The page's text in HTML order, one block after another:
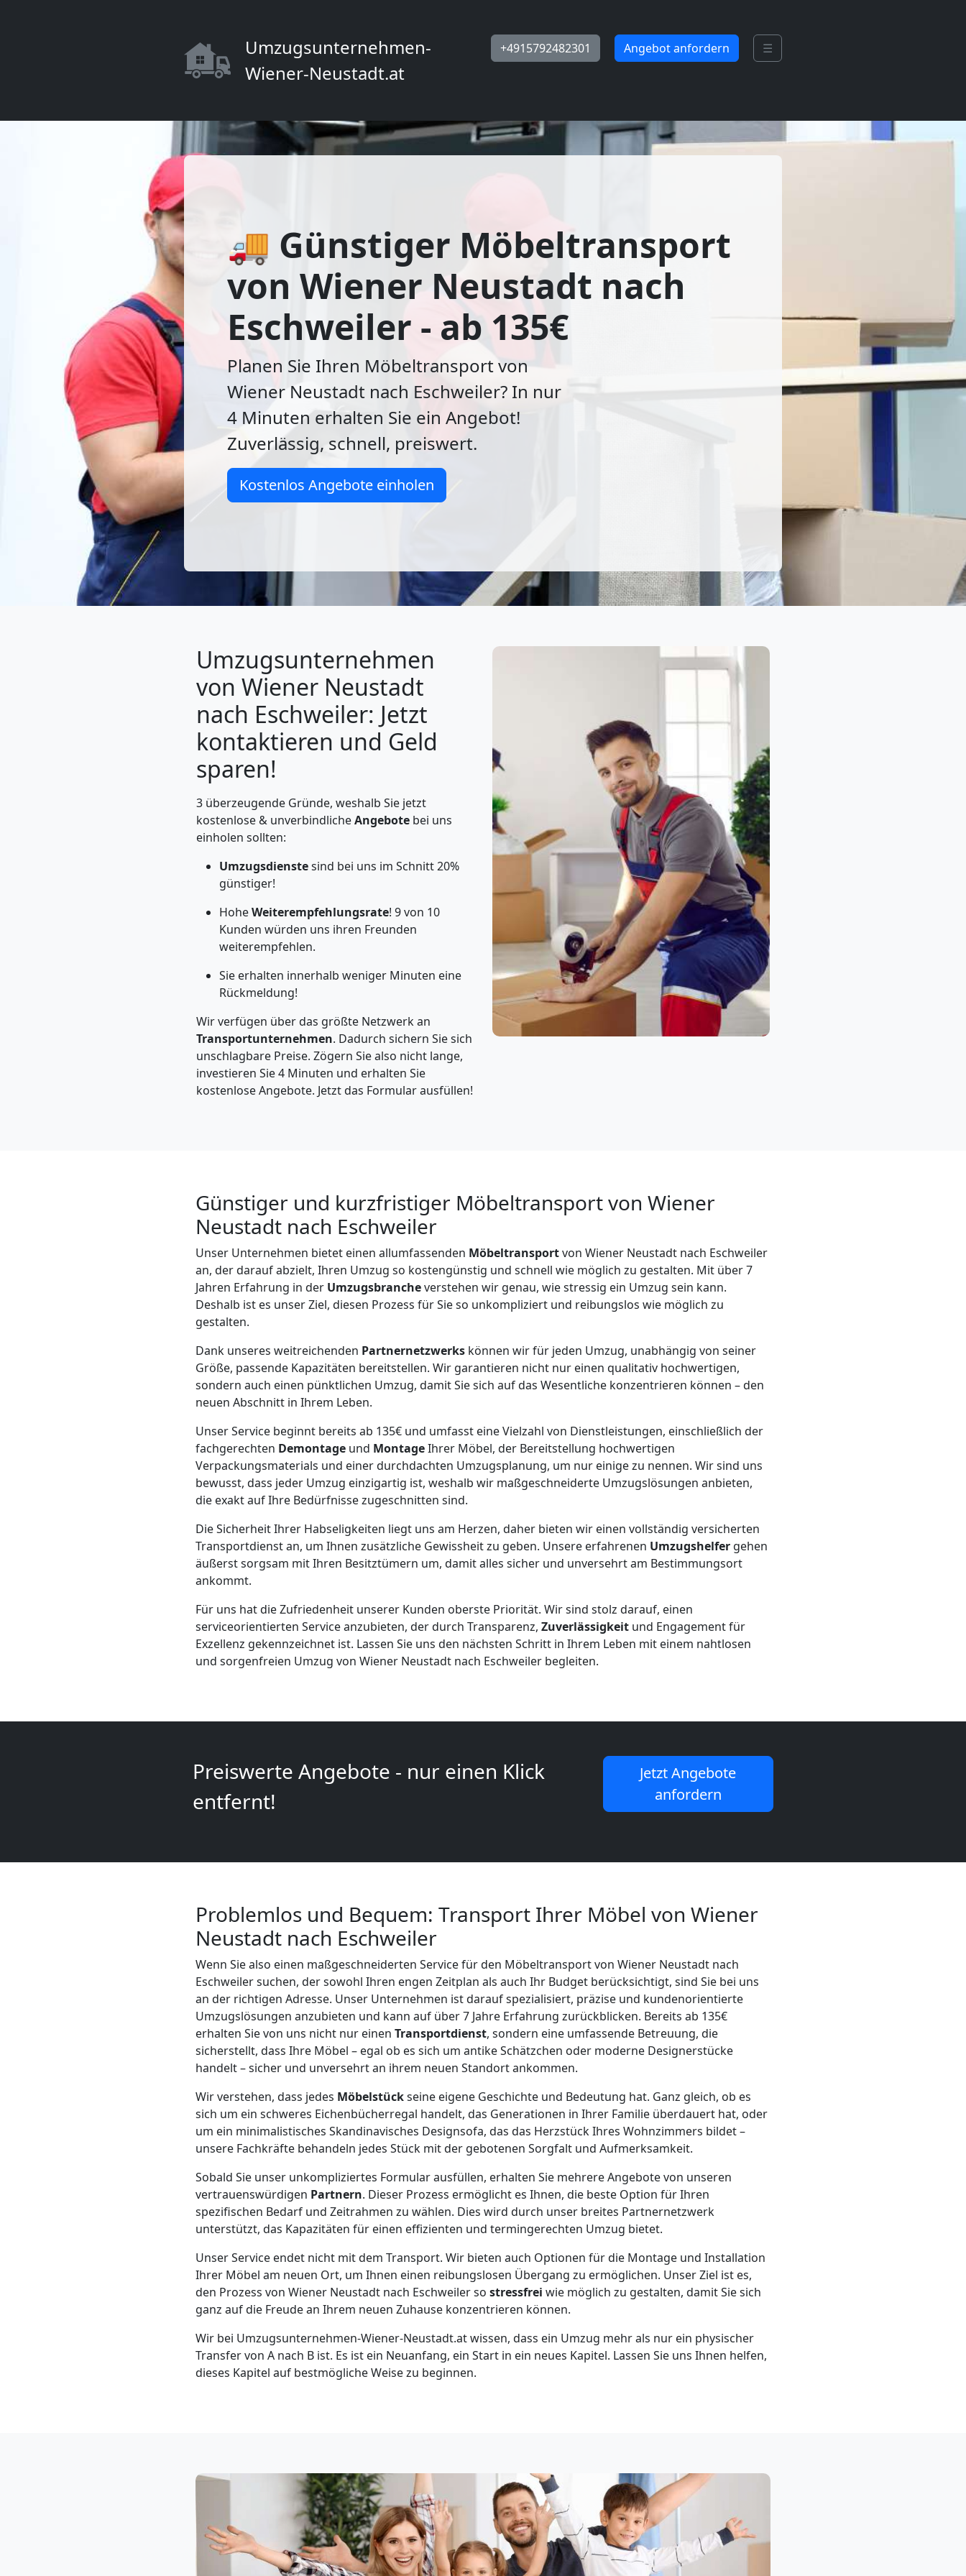
Umzugsunternehmen-
Wiener-Neustadt.at
+4915792482301 Angebot anfordern ☰
🚚 Günstiger Möbeltransport
von Wiener Neustadt nach
Eschweiler - ab 135€
Planen Sie Ihren Möbeltransport von
Wiener Neustadt nach Eschweiler? In nur
4 Minuten erhalten Sie ein Angebot!
Zuverlässig, schnell, preiswert.
Kostenlos Angebote einholen
Umzugsunternehmen
von Wiener Neustadt
nach Eschweiler: Jetzt
kontaktieren und Geld
sparen!
3 überzeugende Gründe, weshalb Sie jetzt
kostenlose & unverbindlicheAngebotebei uns
einholen sollten:
Umzugsdienstesind bei uns im Schnitt 20%
günstiger!
HoheWeiterempfehlungsrate! 9 von 10
Kunden würden uns ihren Freunden
weiterempfehlen.
Sie erhalten innerhalb weniger Minuten eine
Rückmeldung!
Wir verfügen über das größte Netzwerk an
Transportunternehmen. Dadurch sichern Sie sich
unschlagbare Preise. Zögern Sie also nicht lange,
investieren Sie 4 Minuten und erhalten Sie
kostenlose Angebote. Jetzt das Formular ausfüllen!
Günstiger und kurzfristiger Möbeltransport von Wiener
Neustadt nach Eschweiler
Unser Unternehmen bietet einen allumfassenden Möbeltransportvon Wiener Neustadt nach Eschweiler
an, der darauf abzielt, Ihren Umzug so kostengünstig und schnell wie möglich zu gestalten. Mit über 7
Jahren Erfahrung in der Umzugsbrancheverstehen wir genau, wie stressig ein Umzug sein kann.
Deshalb ist es unser Ziel, diesen Prozess für Sie so unkompliziert und reibungslos wie möglich zu
gestalten.
Dank unseres weitreichenden Partnernetzwerks können wir für jeden Umzug, unabhängig von seiner
Größe, passende Kapazitäten bereitstellen. Wir garantieren nicht nur einen qualitativ hochwertigen,
sondern auch einen pünktlichen Umzug, damit Sie sich auf das Wesentliche konzentrieren können – den
neuen Abschnitt in Ihrem Leben.
Unser Service beginnt bereits ab 135€ und umfasst eine Vielzahl von Dienstleistungen, einschließlich der
fachgerechten Demontage und MontageIhrer Möbel, der Bereitstellung hochwertigen
Verpackungsmaterials und einer durchdachten Umzugsplanung, um nur einige zu nennen. Wir sind uns
bewusst, dass jeder Umzug einzigartig ist, weshalb wir maßgeschneiderte Umzugslösungen anbieten,
die exakt auf Ihre Bedürfnisse zugeschnitten sind.
Die Sicherheit Ihrer Habseligkeiten liegt uns am Herzen, daher bieten wir einen vollständig versicherten
Transportdienst an, um Ihnen zusätzliche Gewissheit zu geben. Unsere erfahrenen Umzugshelfer gehen
äußerst sorgsam mit Ihren Besitztümern um, damit alles sicher und unversehrt am Bestimmungsort
ankommt.
Für uns hat die Zufriedenheit unserer Kunden oberste Priorität. Wir sind stolz darauf, einen
serviceorientierten Service anzubieten, der durch Transparenz, Zuverlässigkeit und Engagement für
Exzellenz gekennzeichnet ist. Lassen Sie uns den nächsten Schritt in Ihrem Leben mit einem nahtlosen
und sorgenfreien Umzug von Wiener Neustadt nach Eschweiler begleiten.
Preiswerte Angebote - nur einen Klick
entfernt!
Jetzt Angebote
anfordern
Problemlos und Bequem: Transport Ihrer Möbel von Wiener
Neustadt nach Eschweiler
Wenn Sie also einen maßgeschneiderten Service für den Möbeltransport von Wiener Neustadt nach
Eschweiler suchen, der sowohl Ihren engen Zeitplan als auch Ihr Budget berücksichtigt, sind Sie bei uns
an der richtigen Adresse. Unser Unternehmen ist darauf spezialisiert, präzise und kundenorientierte
Umzugslösungen anzubieten und kann auf über 7 Jahre Erfahrung zurückblicken. Bereits ab 135€
erhalten Sie von uns nicht nur einen Transportdienst, sondern eine umfassende Betreuung, die
sicherstellt, dass Ihre Möbel – egal ob es sich um antike Schätzchen oder moderne Designerstücke
handelt – sicher und unversehrt an ihrem neuen Standort ankommen.
Wir verstehen, dass jedes Möbelstückseine eigene Geschichte und Bedeutung hat. Ganz gleich, ob es
sich um ein schweres Eichenbücherregal handelt, das Generationen in Ihrer Familie überdauert hat, oder
um ein minimalistisches Skandinavisches Designsofa, das das Herzstück Ihres Wohnzimmers bildet –
unsere Fachkräfte behandeln jedes Stück mit der gebotenen Sorgfalt und Aufmerksamkeit.
Sobald Sie unser unkompliziertes Formular ausfüllen, erhalten Sie mehrere Angebote von unseren
vertrauenswürdigen Partnern. Dieser Prozess ermöglicht es Ihnen, die beste Option für Ihren
spezifischen Bedarf und Zeitrahmen zu wählen. Dies wird durch unser breites Partnernetzwerk
unterstützt, das Kapazitäten für einen effizienten und termingerechten Umzug bietet.
Unser Service endet nicht mit dem Transport. Wir bieten auch Optionen für die Montage und Installation
Ihrer Möbel am neuen Ort, um Ihnen einen reibungslosen Übergang zu ermöglichen. Unser Ziel ist es,
den Prozess von Wiener Neustadt nach Eschweiler so stressfrei wie möglich zu gestalten, damit Sie sich
ganz auf die Freude an Ihrem neuen Zuhause konzentrieren können.
Wir bei Umzugsunternehmen-Wiener-Neustadt.at wissen, dass ein Umzug mehr als nur ein physischer
Transfer von A nach B ist. Es ist ein Neuanfang, ein Start in ein neues Kapitel. Lassen Sie uns Ihnen helfen,
dieses Kapitel auf bestmögliche Weise zu beginnen.
Mann